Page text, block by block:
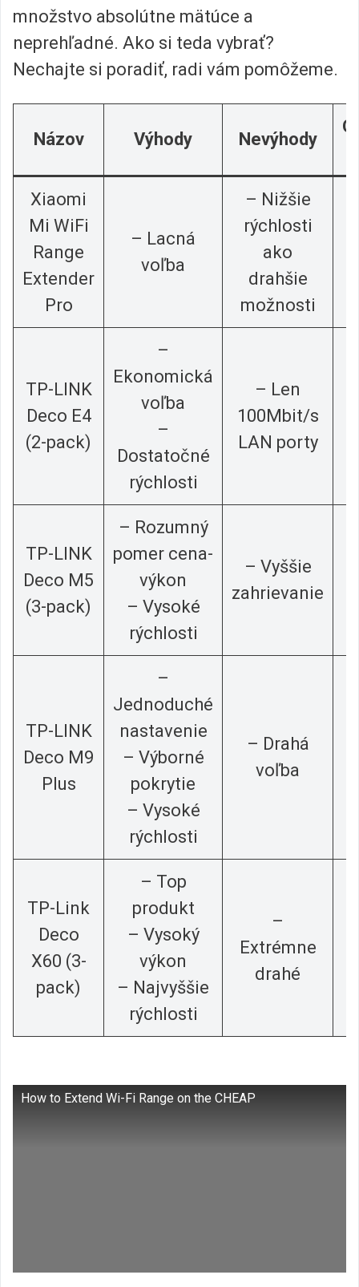
množstvo absolútne mätúce a
neprehľadné. Ako si teda vybrať?
Nechajte si poradiť, radi vám pomôžeme.
Názov Výhody Nevýhody
Xiaomi
Mi WiFi
Range
Extender
Pro
– Lacná
voľba
– Nižšie
rýchlosti
ako
drahšie
možnosti
TP-LINK
Deco E4
(2-pack)
–
Ekonomická
voľba
–
Dostatočné
rýchlosti
– Len
100Mbit/s
LAN porty
TP-LINK
Deco M5
(3-pack)
– Rozumný
pomer cena-
výkon
– Vysoké
rýchlosti
– Vyššie
zahrievanie
TP-LINK
Deco M9
Plus
–
Jednoduché
nastavenie
– Výborné
pokrytie
– Vysoké
rýchlosti
– Drahá
voľba
TP-Link
Deco
X60 (3-
pack)
– Top
produkt
– Vysoký
výkon
– Najvyššie
rýchlosti
–
Extrémne
drahé
How to Extend Wi-Fi Range on the CHEAP